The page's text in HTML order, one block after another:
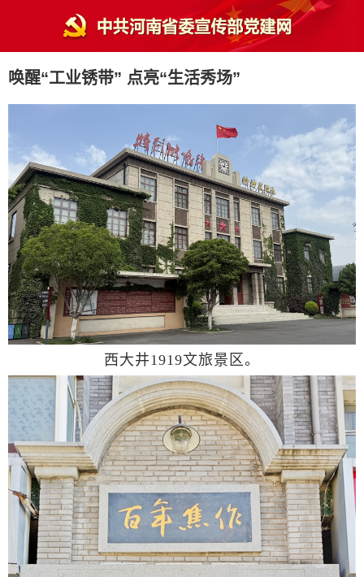
唤醒“工业锈带” 点亮“生活秀场”
西大井1919文旅景区。